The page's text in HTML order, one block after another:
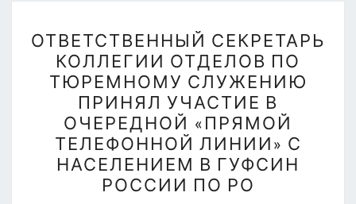
СЕКРЕТАРЬ
КОЛЛЕГИИ
ОТДЕЛОВ
ПО
ТЮРЕМНОМУ
СЛУЖЕНИЮ
ПРИНЯЛ
УЧАСТИЕ
ОТВЕТСТВЕННЫЙ СЕКРЕТАРЬ
КОЛЛЕГИИ ОТДЕЛОВ ПО
ТЮРЕМНОМУ СЛУЖЕНИЮ
ПРИНЯЛ УЧАСТИЕ В
ОЧЕРЕДНОЙ «ПРЯМОЙ
ТЕЛЕФОННОЙ ЛИНИИ» С
НАСЕЛЕНИЕМ В ГУФСИН
РОССИИ ПО РО